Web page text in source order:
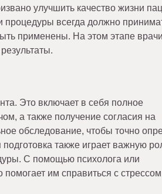
улучшить качество жизни
всегда должно
применены. На этом этапе
Это включает в себя полное
а также получение согласия на
обследование, чтобы точно
также играет важную
С помощью психолога или
им справиться с